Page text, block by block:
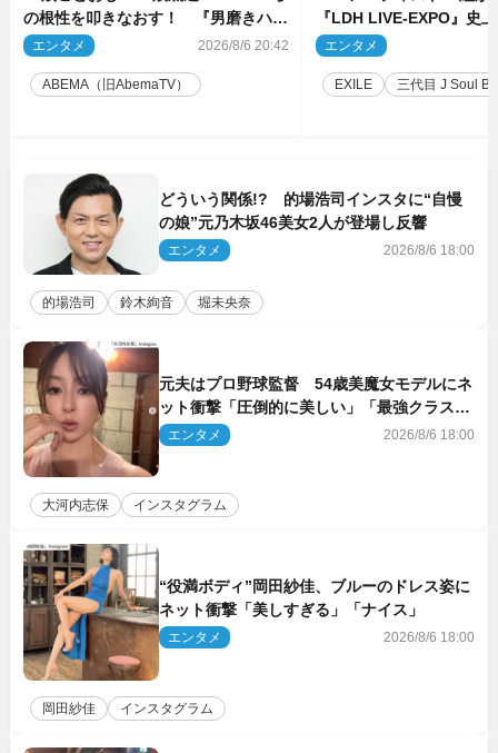
の根性を叩きなおす！ 『男磨きハウ
ス』第2弾コーチ陣発表
エンタメ 2026/8/6 20:42
ABEMA（旧AbemaTV）
『LDH LIVE‐EXPO』史
技場で開催決定
エンタメ
EXILE 三代目 J Soul
どういう関係!? 的場浩司インスタに“自慢
の娘”元乃木坂46美女2人が登場し反響
エンタメ 2026/8/6 18:00
的場浩司 鈴木絢音 堀未央奈
元夫はプロ野球監督 54歳美魔女モデルにネ
ット衝撃「圧倒的に美しい」「最強クラス」
「うっとり」
エンタメ 2026/8/6 18:00
大河内志保 インスタグラム
“役満ボディ”岡田紗佳、ブルーのドレス姿に
ネット衝撃「美しすぎる」「ナイス」
エンタメ 2026/8/6 18:00
岡田紗佳 インスタグラム